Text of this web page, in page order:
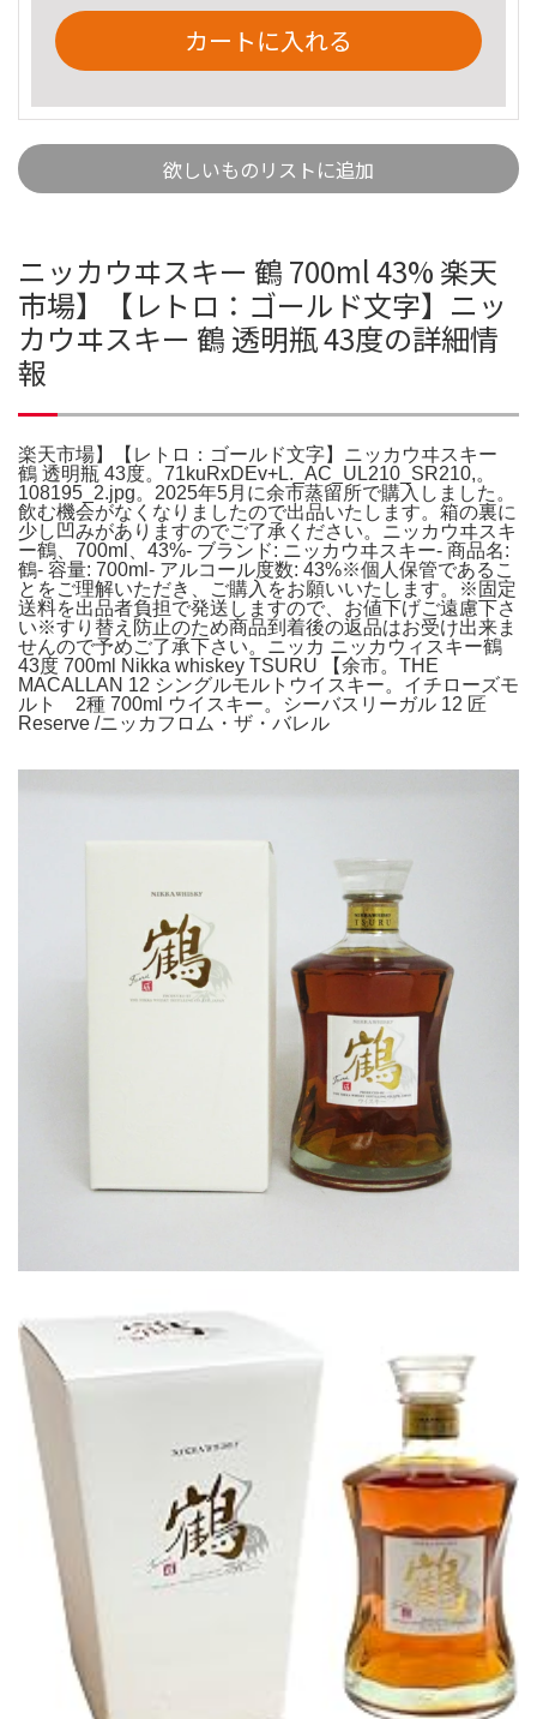
カートに入れる
欲しいものリストに追加
ニッカウヰスキー 鶴 700ml 43% 楽天
市場】【レトロ：ゴールド文字】ニッ
カウヰスキー 鶴 透明瓶 43度の詳細情
報
楽天市場】【レトロ：ゴールド文字】ニッカウヰスキー
鶴 透明瓶 43度。71kuRxDEv+L._AC_UL210_SR210,。
108195_2.jpg。2025年5月に余市蒸留所で購入しました。
飲む機会がなくなりましたので出品いたします。箱の裏に
少し凹みがありますのでご了承ください。ニッカウヰスキ
ー鶴、700ml、43%- ブランド: ニッカウヰスキー- 商品名:
鶴- 容量: 700ml- アルコール度数: 43%※個人保管であるこ
とをご理解いただき、ご購入をお願いいたします。※固定
送料を出品者負担で発送しますので、お値下げご遠慮下さ
い※すり替え防止のため商品到着後の返品はお受け出来ま
せんので予めご了承下さい。ニッカ ニッカウィスキー鶴
43度 700ml Nikka whiskey TSURU 【余市。THE
MACALLAN 12 シングルモルトウイスキー。イチローズモ
ルト 2種 700ml ウイスキー。シーバスリーガル 12 匠
Reserve /ニッカフロム・ザ・バレル